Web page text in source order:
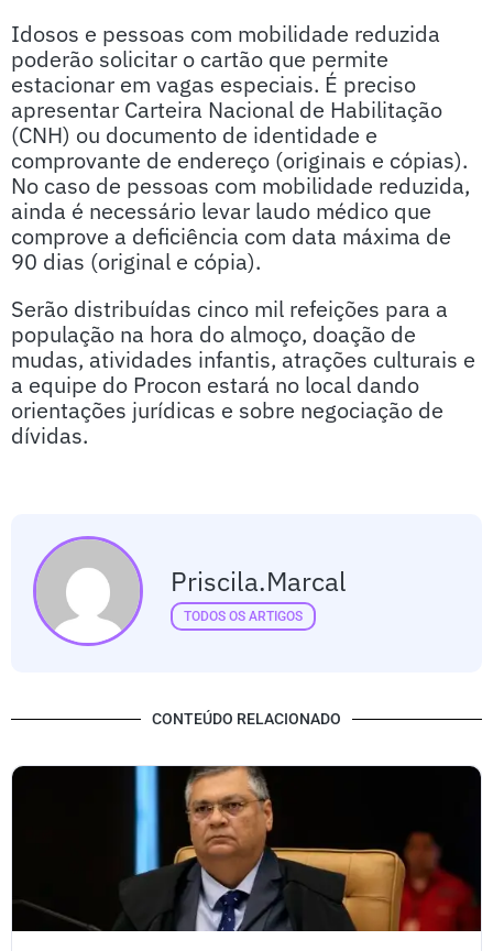
Idosos e pessoas com mobilidade reduzida
poderão solicitar o cartão que permite
estacionar em vagas especiais. É preciso
apresentar Carteira Nacional de Habilitação
(CNH) ou documento de identidade e
comprovante de endereço (originais e cópias).
No caso de pessoas com mobilidade reduzida,
ainda é necessário levar laudo médico que
comprove a deficiência com data máxima de
90 dias (original e cópia).
Serão distribuídas cinco mil refeições para a
população na hora do almoço, doação de
mudas, atividades infantis, atrações culturais e
a equipe do Procon estará no local dando
orientações jurídicas e sobre negociação de
dívidas.
Priscila.marcal
TODOS OS ARTIGOS
CONTEÚDO RELACIONADO